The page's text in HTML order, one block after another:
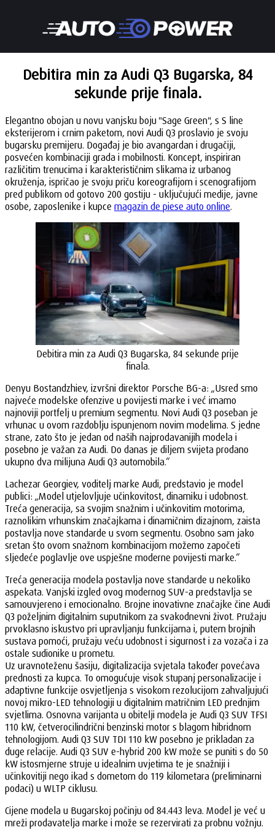
Debitira min za Audi Q3 Bugarska, 84
sekunde prije finala.
Elegantno obojan u novu vanjsku boju "Sage Green", s S line
eksterijerom i crnim paketom, novi Audi Q3 proslavio je svoju
bugarsku premijeru. Događaj je bio avangardan i drugačiji,
posvećen kombinaciji grada i mobilnosti. Koncept, inspiriran
različitim trenucima i karakterističnim slikama iz urbanog
okruženja, ispričao je svoju priču koreografijom i scenografijom
pred publikom od gotovo 200 gostiju - uključujući medije, javne
osobe, zaposlenike i kupce magazin de piese auto online.
Debitira min za Audi Q3 Bugarska, 84 sekunde prije
finala.
Denyu Bostandzhiev, izvršni direktor Porsche BG-a: „Usred smo
najveće modelske ofenzive u povijesti marke i već imamo
najnoviji portfelj u premium segmentu. Novi Audi Q3 poseban je
vrhunac u ovom razdoblju ispunjenom novim modelima. S jedne
strane, zato što je jedan od naših najprodavanijih modela i
posebno je važan za Audi. Do danas je diljem svijeta prodano
ukupno dva milijuna Audi Q3 automobila.“
Lachezar Georgiev, voditelj marke Audi, predstavio je model
publici: „Model utjelovljuje učinkovitost, dinamiku i udobnost.
Treća generacija, sa svojim snažnim i učinkovitim motorima,
raznolikim vrhunskim značajkama i dinamičnim dizajnom, zaista
postavlja nove standarde u svom segmentu. Osobno sam jako
sretan što ovom snažnom kombinacijom možemo započeti
sljedeće poglavlje ove uspješne moderne povijesti marke.“
Treća generacija modela postavlja nove standarde u nekoliko
aspekata. Vanjski izgled ovog modernog SUV-a predstavlja se
samouvjereno i emocionalno. Brojne inovativne značajke čine Audi
Q3 poželjnim digitalnim suputnikom za svakodnevni život. Pružaju
prvoklasno iskustvo pri upravljanju funkcijama i, putem brojnih
sustava pomoći, pružaju veću udobnost i sigurnost i za vozača i za
ostale sudionike u prometu.
Uz uravnoteženu šasiju, digitalizacija svjetala također povećava
prednosti za kupca. To omogućuje visok stupanj personalizacije i
adaptivne funkcije osvjetljenja s visokom rezolucijom zahvaljujući
novoj mikro-LED tehnologiji u digitalnim matričnim LED prednjim
svjetlima. Osnovna varijanta u obitelji modela je Audi Q3 SUV TFSI
110 kW, četverocilindrični benzinski motor s blagom hibridnom
tehnologijom. Audi Q3 SUV TDI 110 kW posebno je prikladan za
duge relacije. Audi Q3 SUV e-hybrid 200 kW može se puniti s do 50
kW istosmjerne struje u idealnim uvjetima te je snažniji i
učinkovitiji nego ikad s dometom do 119 kilometara (preliminarni
podaci) u WLTP ciklusu.
Cijene modela u Bugarskoj počinju od 84.443 leva. Model je već u
mreži prodavatelja marke i može se rezervirati za probnu vožnju.